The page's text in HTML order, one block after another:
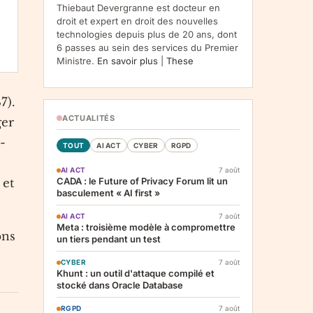
et
limitation, opposition, portabilite -- exercez
vos droits via notre . Reclamation :.
Thiebaut Devergranne est docteur en
droit et expert en droit des nouvelles
technologies depuis plus de 20 ans, dont
6 passes au sein des services du Premier
Ministre. En savoir plus These
ACTUALITÉS
TOUT AI ACT CYBER RGPD
AI ACT 7 août
CADA : le Future of Privacy Forum lit un
basculement « AI first »
AI ACT 7 août
Meta : troisième modèle à compromettre
un tiers pendant un test
CYBER 7 août
Khunt : un outil d'attaque compilé et
stocké dans Oracle Database
RGPD 7 août